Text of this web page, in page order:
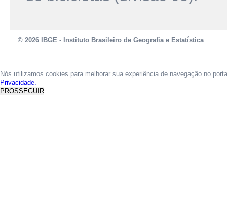
© 2026 IBGE - Instituto Brasileiro de Geografia e Estatística
Nós utilizamos cookies para melhorar sua experiência de navegação no
Privacidade.
PROSSEGUIR